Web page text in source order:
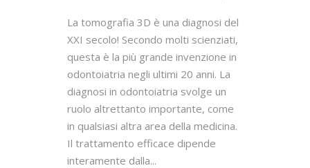
La tomografia 3D è una diagnosi del
XXI secolo! Secondo molti scienziati,
questa è la più grande invenzione in
odontoiatria negli ultimi 20 anni. La
diagnosi in odontoiatria svolge un
ruolo altrettanto importante, come
in qualsiasi altra area della medicina.
Il trattamento efficace dipende
interamente dalla...